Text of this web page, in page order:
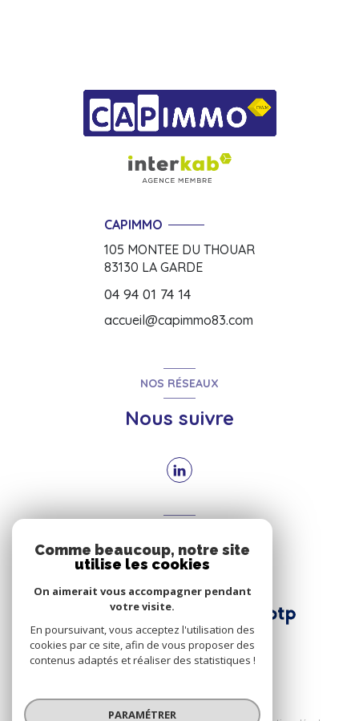
CAPIMMO
105 MONTEE DU THOUAR
83130 LA GARDE
04 94 01 74 14
accueil@capimmo83.com
NOS RÉSEAUX
Nous suivre
Nous adhérons
© 2026 | Tous droits réservés
Comme beaucoup, notre site
utilise les cookies
On aimerait vous accompagner pendant
votre visite.
En poursuivant, vous acceptez l'utilisation des
cookies par ce site, afin de vous proposer des
contenus adaptés et réaliser des statistiques !
PARAMÉTRER